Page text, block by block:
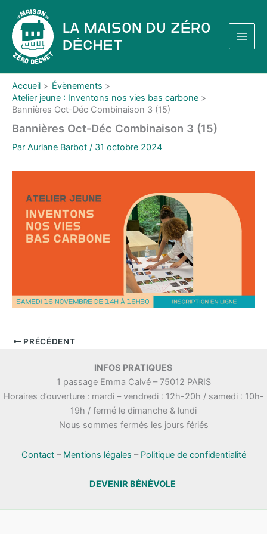
contenu
La Maison du Zéro
Déchet
Accueil
Évènements
Atelier jeune : Inventons nos vies bas carbone
Bannières Oct-Déc Combinaison 3 (15)
Bannières Oct-Déc Combinaison 3 (15)
Par Auriane Barbot / 31 octobre 2024
PRÉCÉDENT
INFOS PRATIQUES
1 passage Emma Calvé – 75012 PARIS
Horaires d’ouverture : mardi – vendredi : 12h-20h / samedi : 10h-
19h / fermé le dimanche & lundi
Nous sommes fermés les jours fériés
Contact– Mentions légales – Politique de confidentialité
DEVENIR BÉNÉVOLE